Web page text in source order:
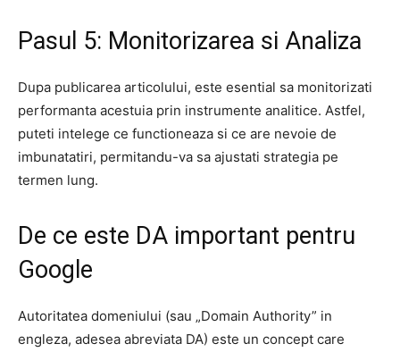
Pasul 5: Monitorizarea si Analiza
Dupa publicarea articolului, este esential sa monitorizati
performanta acestuia prin instrumente analitice. Astfel,
puteti intelege ce functioneaza si ce are nevoie de
imbunatatiri, permitandu-va sa ajustati strategia pe
termen lung.
De ce este DA important pentru
Google
Autoritatea domeniului (sau „Domain Authority” in
engleza, adesea abreviata DA) este un concept care